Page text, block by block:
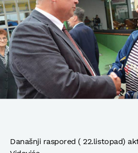
Današnji raspored ( 22.listopad)